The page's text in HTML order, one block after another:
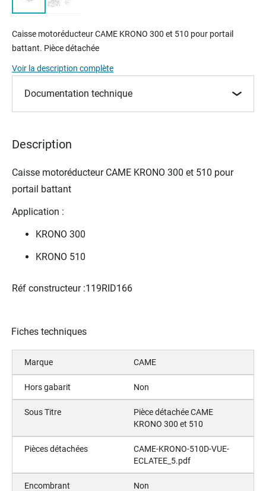
to
the
of
the
images
Caisse motoréducteur CAME KRONO 300 et 510 pour portail
battant. Pièce détachée
Voir la description complète
Documentation technique
Description
Caisse motoréducteur CAME KRONO 300 et 510 pour
portail battant
Application :
KRONO 300
KRONO 510
Réf constructeur :119RID166
Fiches techniques
Marque CAME
Hors gabarit Non
Sous Titre
Pièce détachée CAME
KRONO 300 et 510
Pièces détachées
CAME-KRONO-510D-VUE-
ECLATEE_5.pdf
Encombrant Non